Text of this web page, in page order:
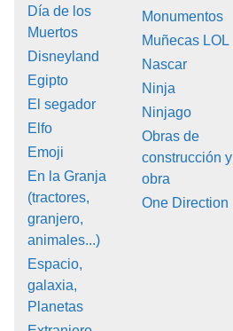
Día de los
Muertos
Disneyland
Egipto
El segador
Elfo
Emoji
En la Granja
(tractores,
granjero,
animales...)
Espacio,
galaxia,
Planetas
Monumentos
Muñecas LOL
Nascar
Ninja
Ninjago
Obras de
construcción y
obra
One Direction